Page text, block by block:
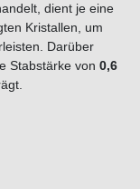
dient je eine
Kristallen, um
Darüber
Stabstärke von 0,6